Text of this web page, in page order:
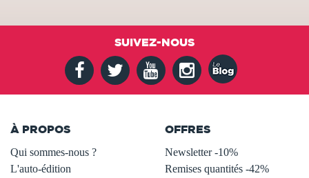
SUIVEZ-NOUS
À PROPOS
Qui sommes-nous ?
L'auto-édition
OFFRES
Newsletter -10%
Remises quantités -42%